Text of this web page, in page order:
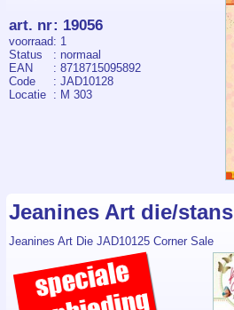
art. nr: 19056
voorraad: 1
Status
: normaal
EAN
: 8718715095892
Code
: JAD10128
Locatie : M 303
Jeanines Art die/stans
Jeanines Art Die JAD10125 Corner Sale